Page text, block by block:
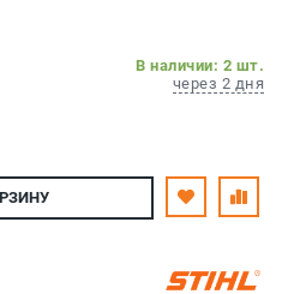
В наличии: 2 шт.
через 2 дня